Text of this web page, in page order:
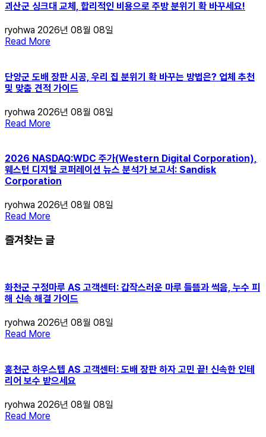
괴산군 싱크대 교체, 합리적인 비용으로 주방 분위기 확 바꾸세요!
ryohwa 2026년 08월 08일
Read More
단양군 도배 장판 시공, 우리 집 분위기 확 바꾸는 방법은? 업체 추천
및 맞춤 견적 가이드
ryohwa 2026년 08월 08일
Read More
2026 NASDAQ:WDC 주가(Western Digital Corporation),
웨스턴 디지털 코퍼레이션 뉴스 분석가 보고서: Sandisk
Corporation
ryohwa 2026년 08월 08일
Read More
즐겨찾는 글
화천군 구정마루 AS 고객센터: 갑작스러운 마루 들뜸과 썩음, 누수 피
해 신속 해결 가이드
ryohwa 2026년 08월 08일
Read More
홍천군 하우스텝 AS 고객센터: 도배 장판 하자 고민 끝! 신속한 인테
리어 보수 받으세요
ryohwa 2026년 08월 08일
Read More